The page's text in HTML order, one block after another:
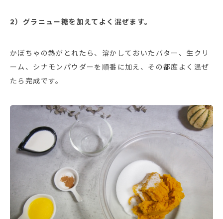
2）グラニュー糖を加えてよく混ぜます。
かぼちゃの熱がとれたら、溶かしておいたバター、生クリ
ーム、シナモンパウダーを順番に加え、その都度よく混ぜ
たら完成です。